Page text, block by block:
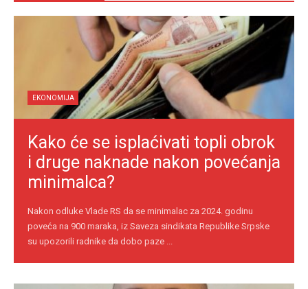
EKONOMIJA
Kako će se isplaćivati topli obrok
i druge naknade nakon povećanja
minimalca?
Nakon odluke Vlade RS da se minimalac za 2024. godinu
poveća na 900 maraka, iz Saveza sindikata Republike Srpske
su upozorili radnike da dobo paze ...